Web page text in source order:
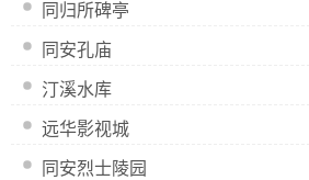
同归所碑亭
同安孔庙
汀溪水库
远华影视城
同安烈士陵园